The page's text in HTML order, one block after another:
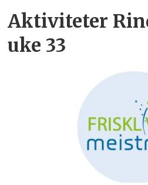
Aktiviteter
uke 33